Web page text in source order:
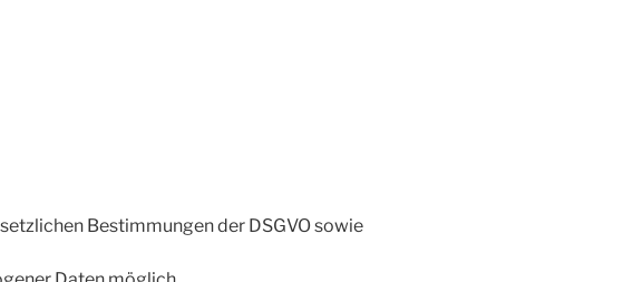
Bestimmungen der DSGVO sowie